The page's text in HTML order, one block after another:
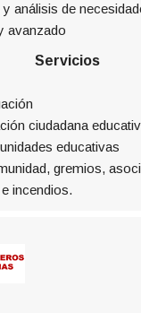
análisis de
avanzado
Servicios
ciudadana
educativas
gremios,
incendios.